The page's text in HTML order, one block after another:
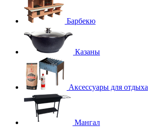
Барбекю
Казаны
Аксессуары для отдыха
Мангал